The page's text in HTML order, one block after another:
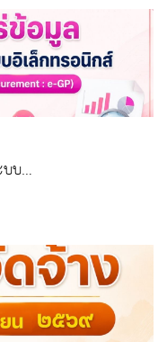
บบ
Procurement : E-GP)